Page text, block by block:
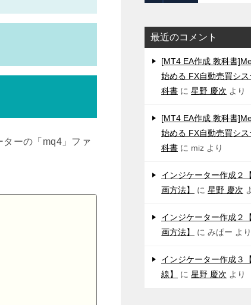
ーの「mq4」ファ
最近のコメント
[MT4 EA作成 教科書
始める FX自動売買シ
科書 に 星野 慶次 より
[MT4 EA作成 教科書
始める FX自動売買シ
科書 に miz より
インジケーター作成２
画方法】
に 星野 慶次
インジケーター作成２
画方法】
に みぱー より
インジケーター作成３
線】
に 星野 慶次 より